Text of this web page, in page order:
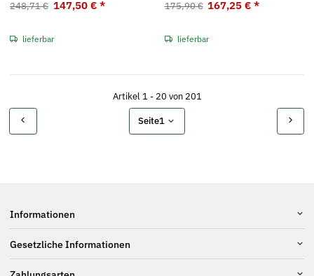
248,71 € 147,50 € *
lieferbar
175,90 € 167,25 € *
lieferbar
Artikel 1 - 20 von 201
Seite1
Informationen
Gesetzliche Informationen